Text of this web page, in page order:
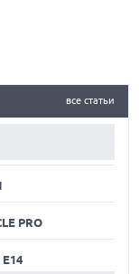
все статьи
PRO